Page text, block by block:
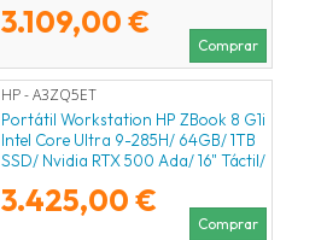
3.109,00 €
Comprar
HP - A3ZQ5ET
Portátil Workstation HP ZBook 8 G1i
Intel Core Ultra 9-285H/ 64GB/ 1TB
SSD/ Nvidia RTX 500 Ada/ 16" Táctil/
3.425,00 €
Comprar